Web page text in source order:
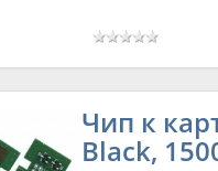
Чип к
Black,